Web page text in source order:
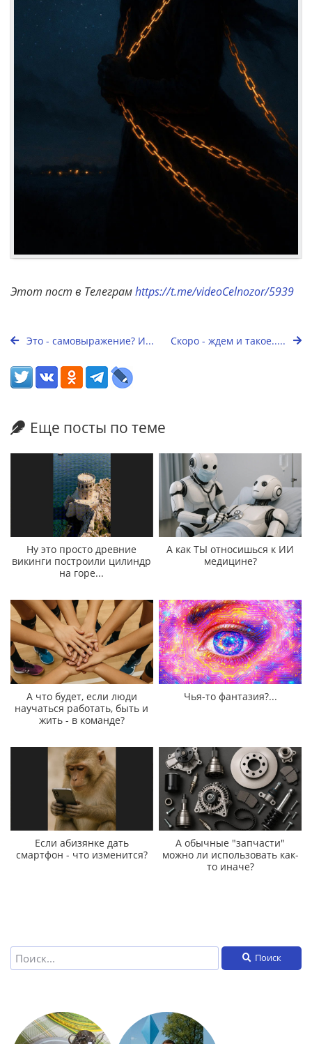
Этот пост в Телеграмhttps://t.me/videoCelnozor/5939
Это - самовыражение? И... Скоро - ждем и такое.....
Еще посты по теме
Ну это просто древние
викинги построили цилиндр
на горе...
А как ТЫ относишься к ИИ
медицине?
А что будет, если люди
научаться работать, быть и
жить - в команде?
Чья-то фантазия?...
Если абизянке дать
смартфон - что изменится?
А обычные "запчасти"
можно ли использовать как-
то иначе?
Поиск